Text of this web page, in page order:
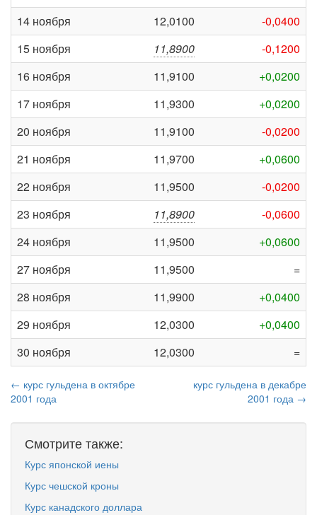
14 ноября
12,0100
-0,0400
15 ноября
11,8900
-0,1200
16 ноября
11,9100
+0,0200
17 ноября
11,9300
+0,0200
20 ноября
11,9100
-0,0200
21 ноября
11,9700
+0,0600
22 ноября
11,9500
-0,0200
23 ноября
11,8900
-0,0600
24 ноября
11,9500
+0,0600
27 ноября
11,9500
=
28 ноября
11,9900
+0,0400
29 ноября
12,0300
+0,0400
30 ноября
12,0300 =
← курс гульдена в октябре
2001 года
курс гульдена в декабре
2001 года →
Смотрите также:
Курс японской иены
Курс чешской кроны
Курс канадского доллара